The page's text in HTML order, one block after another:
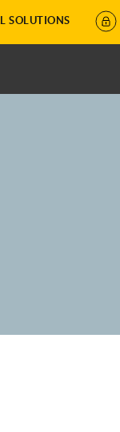
SOLUTIONS